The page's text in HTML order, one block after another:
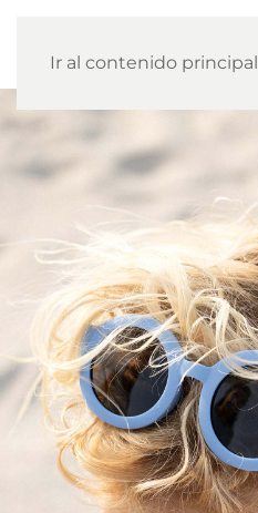
Ir al contenido principal